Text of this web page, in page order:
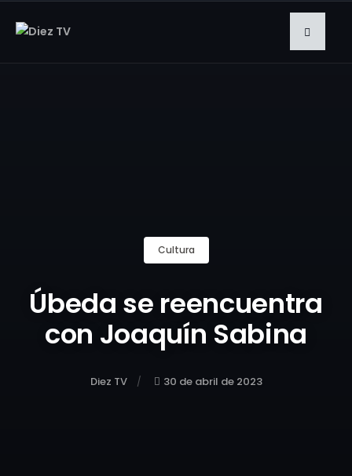
Cultura
Úbeda se reencuentra
con Joaquín Sabina
Diez TV 30 de abril de 2023